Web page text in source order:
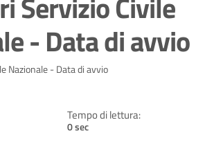
- Data di avvio
notizia
Nazionale - Data di avvio
Tempo di lettura:
0 sec